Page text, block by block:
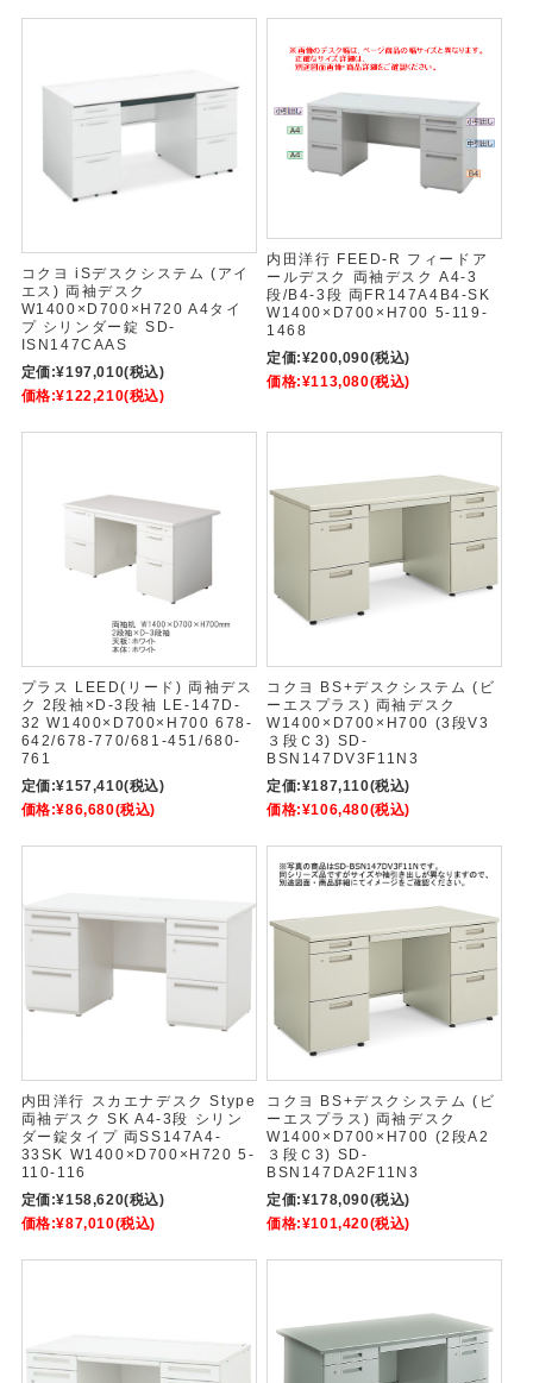
コクヨ iSデスクシステム (アイ
エス) 両袖デスク
W1400×D700×H720 A4タイ
プ シリンダー錠 SD-
ISN147CAAS
定価:¥197,010(税込)
価格:¥122,210(税込)
内田洋行 FEED-R フィードア
ールデスク 両袖デスク A4-3
段/B4-3段 両FR147A4B4-SK
W1400×D700×H700 5-119-
1468
定価:¥200,090(税込)
価格:¥113,080(税込)
プラス LEED(リード) 両袖デス
ク 2段袖×D-3段袖 LE-147D-
32 W1400×D700×H700 678-
642/678-770/681-451/680-
761
定価:¥157,410(税込)
価格:¥86,680(税込)
コクヨ BS+デスクシステム (ビ
ーエスプラス) 両袖デスク
W1400×D700×H700 (3段V3
３段Ｃ3) SD-
BSN147DV3F11N3
定価:¥187,110(税込)
価格:¥106,480(税込)
内田洋行 スカエナデスク Stype
両袖デスク SK A4-3段 シリン
ダー錠タイプ 両SS147A4-
33SK W1400×D700×H720 5-
110-116
定価:¥158,620(税込)
価格:¥87,010(税込)
コクヨ BS+デスクシステム (ビ
ーエスプラス) 両袖デスク
W1400×D700×H700 (2段A2
３段Ｃ3) SD-
BSN147DA2F11N3
定価:¥178,090(税込)
価格:¥101,420(税込)